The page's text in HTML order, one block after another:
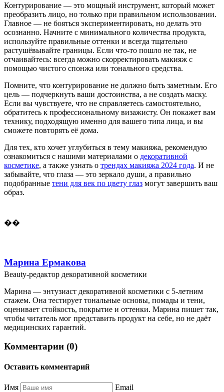
Контурирование — это мощный инструмент, который может
преобразить лицо, но только при правильном использовании.
Главное — не бояться экспериментировать, но делать это
осознанно. Начните с минимального количества продукта,
используйте правильные оттенки и всегда тщательно
растушёвывайте границы. Если что-то пошло не так, не
отчаивайтесь: всегда можно скорректировать макияж с
помощью чистого спонжа или тонального средства.
Помните, что контурирование не должно быть заметным. Его
цель — подчеркнуть ваши достоинства, а не создать маску.
Если вы чувствуете, что не справляетесь самостоятельно,
обратитесь к профессиональному визажисту. Он покажет вам
технику, подходящую именно для вашего типа лица, и вы
сможете повторять её дома.
Для тех, кто хочет углубиться в тему макияжа, рекомендую
ознакомиться с нашими материалами о декоративной
косметике, а также узнать о трендах макияжа 2024 года. И не
забывайте, что глаза — это зеркало души, а правильно
подобранные тени для век по цвету глаз могут завершить ваш
образ.
��
Марина Ермакова
Beauty-редактор декоративной косметики
Марина — энтузиаст декоративной косметики с 5-летним
стажем. Она тестирует тональные основы, помады и тени,
оценивает стойкость, покрытие и оттенки. Марина пишет так,
чтобы читатель мог представить продукт на себе, но не даёт
медицинских гарантий.
Комментарии (0)
Оставить комментарий
Имя
Email